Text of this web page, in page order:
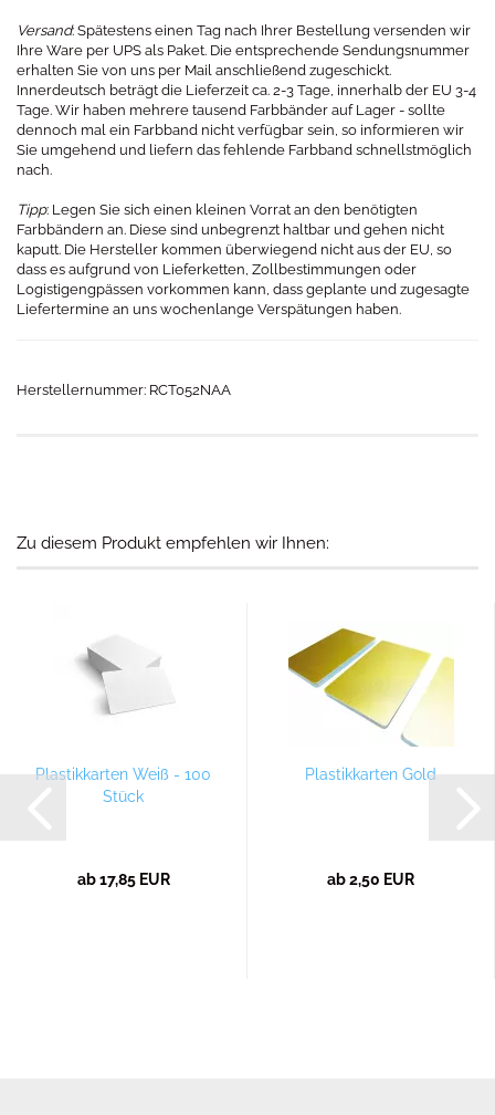
Versand: Spätestens einen Tag nach Ihrer Bestellung versenden wir
Ihre Ware per UPS als Paket. Die entsprechende Sendungsnummer
erhalten Sie von uns per Mail anschließend zugeschickt.
Innerdeutsch beträgt die Lieferzeit ca. 2-3 Tage, innerhalb der EU 3-4
Tage. Wir haben mehrere tausend Farbbänder auf Lager - sollte
dennoch mal ein Farbband nicht verfügbar sein, so informieren wir
Sie umgehend und liefern das fehlende Farbband schnellstmöglich
nach.
Tipp: Legen Sie sich einen kleinen Vorrat an den benötigten
Farbbändern an. Diese sind unbegrenzt haltbar und gehen nicht
kaputt. Die Hersteller kommen überwiegend nicht aus der EU, so
dass es aufgrund von Lieferketten, Zollbestimmungen oder
Logistigengpässen vorkommen kann, dass geplante und zugesagte
Liefertermine an uns wochenlange Verspätungen haben.
Herstellernummer: RCT052NAA​
Zu diesem Produkt empfehlen wir Ihnen:
Plastikkarten Weiß - 100
Stück
ab 17,85 EUR
Plastikkarten Gold
ab 2,50 EUR